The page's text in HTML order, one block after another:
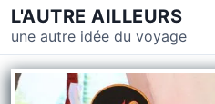
L'AUTRE AILLEURS
une autre idée du voyage